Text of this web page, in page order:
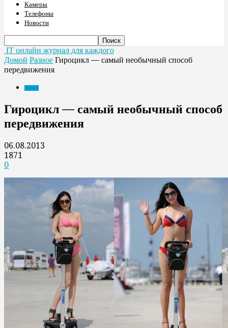
Камеры
Телефоны
Новости
IT онлайн журнал для каждого
Домой Разное Гироцикл — самый необычный способ
передвижения
Гироцикл — самый необычный способ
передвижения
06.08.2013
1871
0